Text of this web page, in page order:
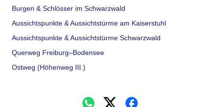
Burgen & Schlösser im Schwarzwald
Aussichtspunkte & Aussichtstürme am Kaiserstuhl
Aussichtspunkte & Aussichtstürme Schwarzwald
Querweg Freiburg–Bodensee
Ostweg (Höhenweg III.)